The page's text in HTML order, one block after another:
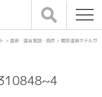
>温泉・温浴施設・自然 > 関空温泉ホテルガ